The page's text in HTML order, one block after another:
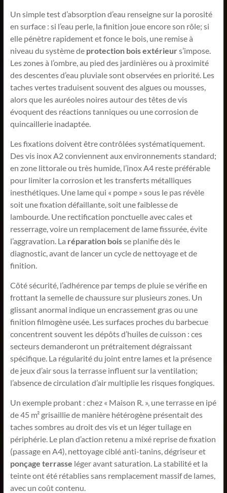
Un simple test d’absorption d’eau renseigne sur la porosité
en surface : si l’eau perle, la finition joue encore son rôle; si
elle pénètre rapidement et fonce le bois, une remise à
niveau du système de protection bois extérieurs’impose.
Les zones à l’ombre, au pied des jardinières ou à proximité
des descentes d’eau pluviale sont observées en priorité. Les
taches vertes traduisent souvent des algues ou mousses,
alors que les auréoles noires autour des têtes de vis
évoquent des réactions tanniques ou une corrosion de
quincaillerie inadaptée.
Les fixations doivent être contrôlées systématiquement.
Des vis inox A2 conviennent aux environnements standard;
en zone littorale ou très humide, l’inox A4 reste préférable
pour limiter la corrosion et les transferts métalliques
inesthétiques. Une lame qui « pompe » sous le pas révèle
soit une fixation défaillante, soit une faiblesse de
lambourde. Une rectification ponctuelle avec cales et
resserrage, voire un remplacement de lame fissurée, évite
l’aggravation. La réparation boisse planifie dès le
diagnostic, avant de lancer un cycle de nettoyage et de
finition.
Côté sécurité, l’adhérence par temps de pluie se vérifie en
frottant la semelle de chaussure sur plusieurs zones. Un
glissant anormal indique un encrassement gras ou une
finition filmogène usée. Les surfaces proches du barbecue
concentrent souvent les dépôts d’huiles de cuisson : ces
secteurs demanderont un prétraitement dégraissant
spécifique. La régularité du joint entre lames et la présence
de jeux d’air sous la terrasse influent sur la ventilation;
l’absence de circulation d’air multiplie les risques fongiques.
Un exemple probant : chez « Maison R. », une terrasse en ipé
de 45 m² grisaillie de manière hétérogène présentait des
taches sombres au droit des vis et un léger tuilage en
périphérie. Le plan d’action retenu a mixé reprise de fixation
(passage en A4), nettoyage ciblé anti-tanins, dégriseur et
ponçage terrasse léger avant saturation. La stabilité et la
teinte ont été rétablies sans remplacement massif de lames,
avec un coût contenu.